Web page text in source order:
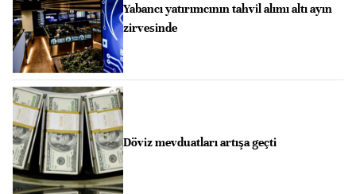
Yabancı yatırımcının tahvil alımı altı ayın
zirvesinde
Döviz mevduatları artışa geçti